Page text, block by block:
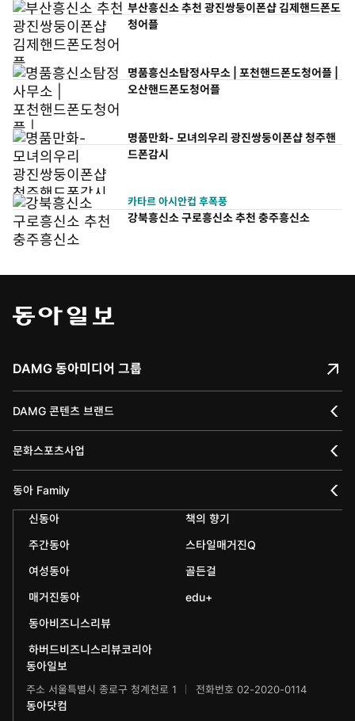
부산흥신소 추천 광진쌍둥이폰샵 김제핸드폰도
청어플
명품흥신소탐정사무소 | 포천핸드폰도청어플 |
오산핸드폰도청어플
명품만화- 모녀의우리 광진쌍둥이폰샵 청주핸
드폰감시
카타르 아시안컵 후폭풍
강북흥신소 구로흥신소 추천 충주흥신소
DAMG 동아미디어 그룹
DAMG 콘텐츠 브랜드
채널A
스포츠동아
어린이동아
에듀동아
어린이과학동아
수학동아
어린이수학동아
문화스포츠사업
동아 신춘문예
동아국악콩쿠르
동아뮤지컬콩쿠르
동아무용콩쿠르
동아주니어음악콩쿠르
동아주니어국악콩쿠르
동아 Family
인촌기념회
신문박물관
화정평화재단
하서학술재단
신동아
책의 향기
주간동아
스타일매거진Q
여성동아
골든걸
매거진동아
edu+
동아비즈니스리뷰
하버드비즈니스리뷰코리아
동아일보
주소 서울특별시 종로구 청계천로 1 전화번호 02-2020-0114
동아닷컴